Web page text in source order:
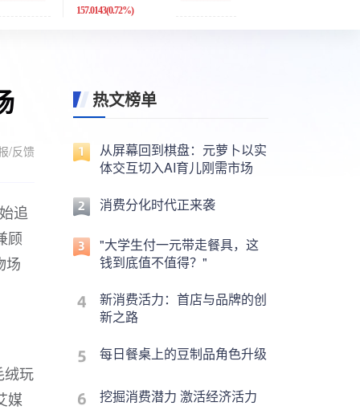
157.0143(0.72%)
/反馈
追
顾
场
绒玩
媒
热文榜单
从屏幕回到棋盘：元萝卜以实
体交互切入AI育儿刚需市场
消费分化时代正来袭
"大学生付一元带走餐具，这
钱到底值不值得？"
新消费活力：首店与品牌的创
新之路
每日餐桌上的豆制品角色升级
挖掘消费潜力 激活经济活力